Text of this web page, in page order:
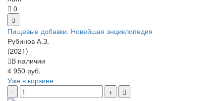
0
Пищевые добавки. Новейшая энциклопедия
Рубинов А.З.
(2021)
В наличии
4 950 руб.
Уже в корзине